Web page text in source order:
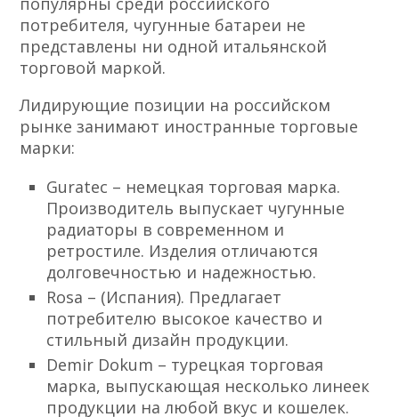
потребителя, чугунные батареи не
представлены ни одной итальянской
торговой маркой.
Лидирующие позиции на российском
рынке занимают иностранные торговые
марки:
Guratec – немецкая торговая марка.
Производитель выпускает чугунные
радиаторы в современном и
ретростиле. Изделия отличаются
долговечностью и надежностью.
Rosa – (Испания). Предлагает
потребителю высокое качество и
стильный дизайн продукции.
Demir Dokum – турецкая торговая
марка, выпускающая несколько линеек
продукции на любой вкус и кошелек.